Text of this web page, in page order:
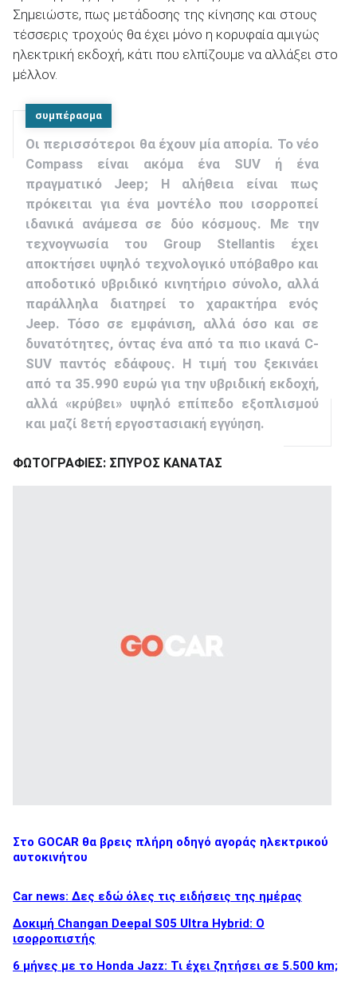
Σημειώστε, πως μετάδοσης της κίνησης και στους
τέσσερις τροχούς θα έχει μόνο η κορυφαία αμιγώς
ηλεκτρική εκδοχή, κάτι που ελπίζουμε να αλλάξει στο
μέλλον.
συμπέρασμα
Οι περισσότεροι θα έχουν μία απορία. Το νέο
Compass είναι ακόμα ένα SUV ή ένα
πραγματικό Jeep; H αλήθεια είναι πως
πρόκειται για ένα μοντέλο που ισορροπεί
ιδανικά ανάμεσα σε δύο κόσμους. Με την
τεχνογνωσία του Group Stellantis έχει
αποκτήσει υψηλό τεχνολογικό υπόβαθρο και
αποδοτικό υβριδικό κινητήριο σύνολο, αλλά
παράλληλα διατηρεί το χαρακτήρα ενός
Jeep. Τόσο σε εμφάνιση, αλλά όσο και σε
δυνατότητες, όντας ένα από τα πιο ικανά C-
SUV παντός εδάφους. Η τιμή του ξεκινάει
από τα 35.990 ευρώ για την υβριδική εκδοχή,
αλλά «κρύβει» υψηλό επίπεδο εξοπλισμού
και μαζί 8ετή εργοστασιακή εγγύηση.
ΦΩΤΟΓΡΑΦΙΕΣ: ΣΠΥΡΟΣ ΚΑΝΑΤΑΣ
Στο GOCAR θα βρεις πλήρη οδηγό αγοράς ηλεκτρικού
αυτοκινήτου
Car news: Δες εδώ όλες τις ειδήσεις της ημέρας
Δοκιμή Changan Deepal S05 Ultra Hybrid: Ο
ισορροπιστής
6 μήνες με το Honda Jazz: Τι έχει ζητήσει σε 5.500 km;